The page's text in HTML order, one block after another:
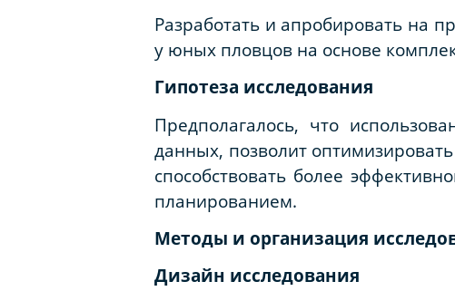
Разработать и апробировать на
у юных пловцов на основе
Гипотеза исследования
Предполагалось, что
данных, позволит
способствовать более
планированием.
Методы и организация
Дизайн исследования